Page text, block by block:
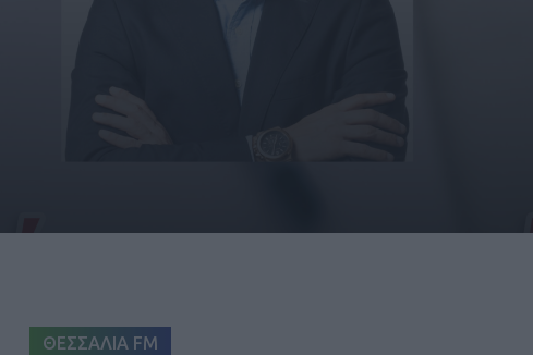
ΘΕΣΣΑΛΙΑ FM